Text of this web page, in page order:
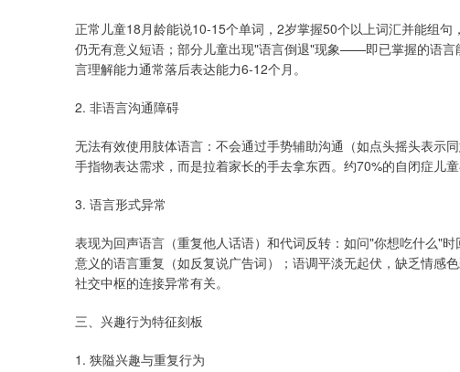
正常儿童18月龄能说10-15个单词，2岁掌握50个以上词汇并能组
仍无有意义短语；部分儿童出现"语言倒退"现象——即已掌握的语
言理解能力通常落后表达能力6-12个月。
2. 非语言沟通障碍
无法有效使用肢体语言：不会通过手势辅助沟通（如点头摇头表示
手指物表达需求，而是拉着家长的手去拿东西。约70%的自闭症儿
3. 语言形式异常
表现为回声语言（重复他人话语）和代词反转：如问"你想吃什么"
意义的语言重复（如反复说广告词）；语调平淡无起伏，缺乏情感
社交中枢的连接异常有关。
三、兴趣行为特征刻板
1. 狭隘兴趣与重复行为